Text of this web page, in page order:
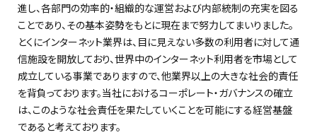
進し、各部門の効率的・組織的な運営および内部統制の充実を図る
ことであり、その基本姿勢をもとに現在まで努力してまいりました。
とくにインターネット業界は、目に見えない多数の利用者に対して通
信施設を開放しており、世界中のインターネット利用者を市場として
成立している事業でありますので、他業界以上の大きな社会的責任
を背負っております。当社におけるコーポレート・ガバナンスの確立
は、このような社会責任を果たしていくことを可能にする経営基盤
であると考えております。